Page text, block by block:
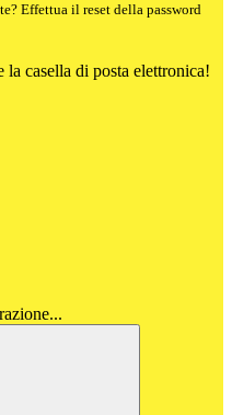
Effettua il reset della password
casella di posta elettronica!